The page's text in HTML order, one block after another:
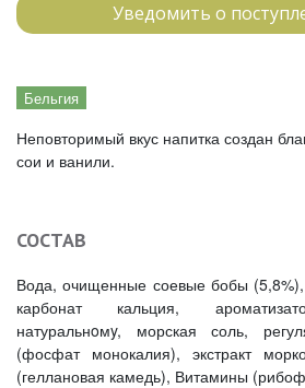
Уведомить о
Бельгия
Неповторимый вкус напитка создан
сои и ванили.
СОСТАВ
Вода, очищенные соевые бобы (5,8%),
карбонат кальция,
натуральнoмy, морская соль,
(фосфат монокалия), экстракт
(геллановая камедь), Витамины